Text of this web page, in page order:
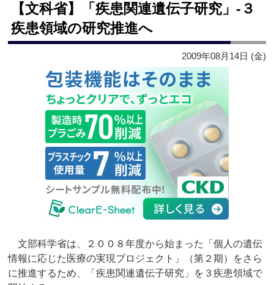
【文科省】「疾患関連遺伝子研究」‐３
疾患領域の研究推進へ
2009年08月14日 (金)
文部科学省は、２００８年度から始まった「個人の遺伝
情報に応じた医療の実現プロジェクト」（第２期）をさら
に推進するため、「疾患関連遺伝子研究」を３疾患領域で